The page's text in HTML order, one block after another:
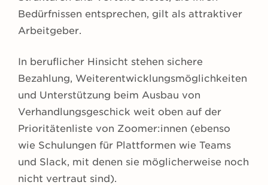
Bedürfnissen entsprechen, gilt als attraktiver
Arbeitgeber.
In beruflicher Hinsicht stehen sichere
Bezahlung, Weiterentwicklungsmöglichkeiten
und Unterstützung beim Ausbau von
Verhandlungsgeschick weit oben auf der
Prioritätenliste von Zoomer:innen (ebenso
wie Schulungen für Plattformen wie Teams
und Slack, mit denen sie möglicherweise noch
nicht vertraut sind).